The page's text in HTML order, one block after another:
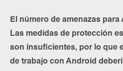
El número de amenazas
Las medidas de protección
son insuficientes, por lo que
de trabajo con Android